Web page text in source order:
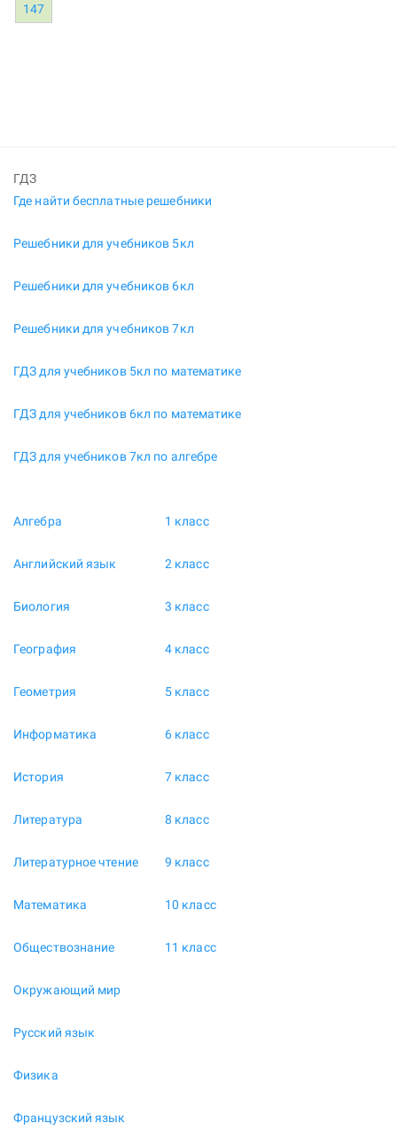
147
ГДЗ
Где найти бесплатные решебники
Решебники для учебников 5кл
Решебники для учебников 6кл
Решебники для учебников 7кл
ГДЗ для учебников 5кл по математике
ГДЗ для учебников 6кл по математике
ГДЗ для учебников 7кл по алгебре
Алгебра
Английский язык
Биология
География
Геометрия
Информатика
История
Литература
Литературное чтение
Математика
Обществознание
Окружающий мир
Русский язык
Физика
Французский язык
1 класс
2 класс
3 класс
4 класс
5 класс
6 класс
7 класс
8 класс
9 класс
10 класс
11 класс